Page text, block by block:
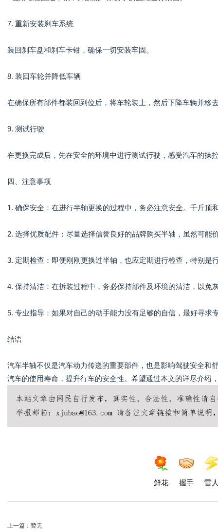
7. 重新安装刹车系统
装回刹车盘和刹车卡钳，确保一切安装牢固。
8. 装回车轮并降低车辆
在确保所有部件都装回到位后，将车轮装上，然后下降车辆并移
9. 测试行驶
在更换完成后，先在安全的环境中进行测试行驶，感受汽车的操
四、注意事项
1. 确保安全：在进行半轴更换的过程中，务必注意安全。千斤顶
2. 选择优质配件：尽量选择信誉良好的品牌购买半轴，虽然可
3. 定期检查：即便刚刚更换过半轴，也应定期进行检查，特别是
4. 保持清洁：在拆装过程中，务必保持部件及环境的清洁，以免
5. 专业指导：如果对自己的动手能力没有足够的自信，最好寻求
结语
汽车半轴不仅是汽车动力传递的重要部件，也是影响驾驶安全和
汽车的使用寿命，提升行车的安全性。希望通过本文的详尽介绍
鲜花 握手 雷
上一篇：暂无